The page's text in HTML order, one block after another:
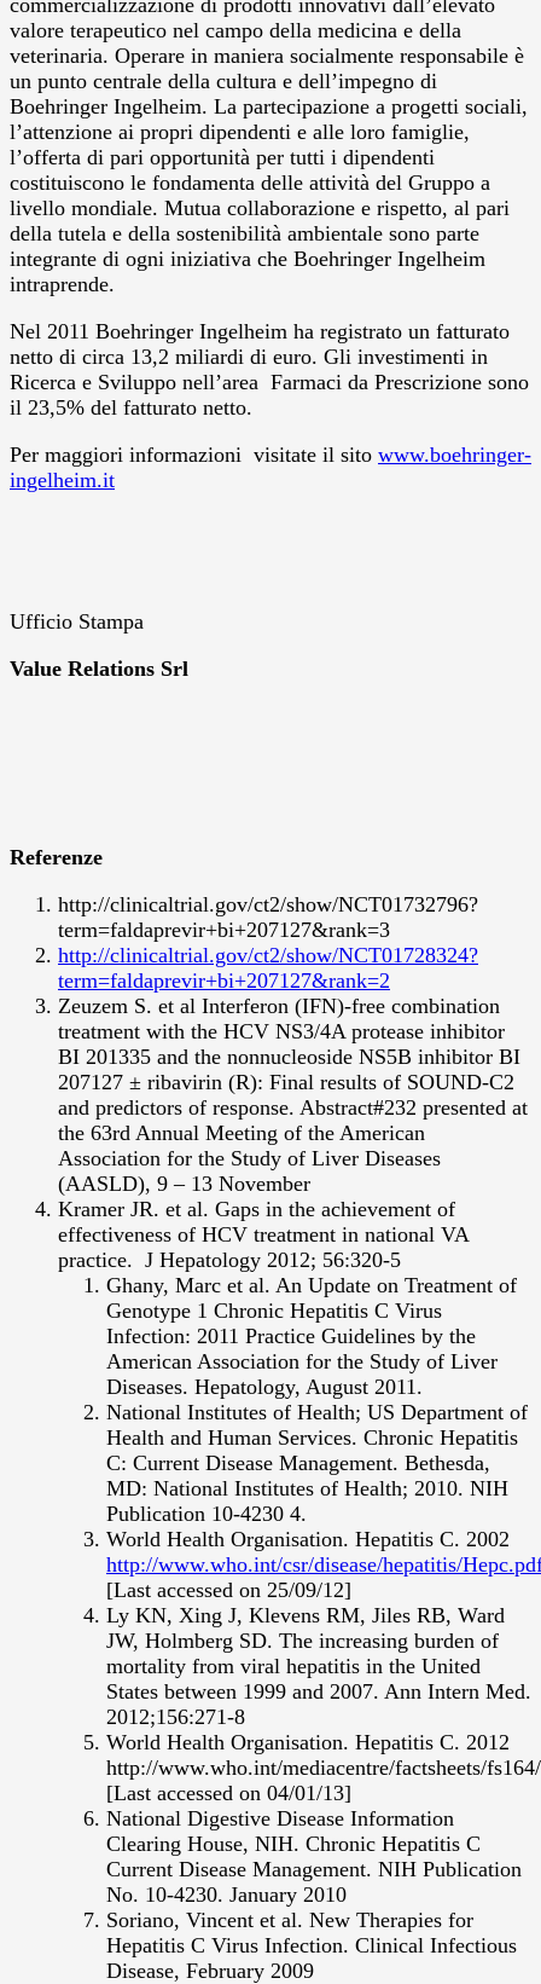
valore terapeutico nel campo della medicina e della
veterinaria. Operare in maniera socialmente responsabile è
un punto centrale della cultura e dell’impegno di
Boehringer Ingelheim. La partecipazione a progetti sociali,
l’attenzione ai propri dipendenti e alle loro famiglie,
l’offerta di pari opportunità per tutti i dipendenti
costituiscono le fondamenta delle attività del Gruppo a
livello mondiale. Mutua collaborazione e rispetto, al pari
della tutela e della sostenibilità ambientale sono parte
integrante di ogni iniziativa che Boehringer Ingelheim
intraprende.
Nel 2011 Boehringer Ingelheim ha registrato un fatturato
netto di circa 13,2 miliardi di euro. Gli investimenti in
Ricerca e Sviluppo nell’area Farmaci da Prescrizione sono
il 23,5% del fatturato netto.
Per maggiori informazioni visitate il sito www.boehringer-
ingelheim.it
Ufficio Stampa
Value Relations Srl
Referenze
http://clinicaltrial.gov/ct2/show/NCT01732796?
term=faldaprevir+bi+207127&rank=3
http://clinicaltrial.gov/ct2/show/NCT01728324?
term=faldaprevir+bi+207127&rank=2
Zeuzem S. et al Interferon (IFN)-free combination
treatment with the HCV NS3/4A protease inhibitor
BI 201335 and the nonnucleoside NS5B inhibitor BI
207127 ± ribavirin (R): Final results of SOUND-C2
and predictors of response. Abstract#232 presented at
the 63rd Annual Meeting of the American
Association for the Study of Liver Diseases
(AASLD), 9 – 13 November
Kramer JR. et al. Gaps in the achievement of
effectiveness of HCV treatment in national VA
practice. J Hepatology 2012; 56:320-5
Ghany, Marc et al. An Update on Treatment of
Genotype 1 Chronic Hepatitis C Virus
Infection: 2011 Practice Guidelines by the
American Association for the Study of Liver
Diseases. Hepatology, August 2011.
National Institutes of Health; US Department of
Health and Human Services. Chronic Hepatitis
C: Current Disease Management. Bethesda,
MD: National Institutes of Health; 2010. NIH
Publication 10-4230 4.
World Health Organisation. Hepatitis C. 2002
http://www.who.int/csr/disease/hepatitis/
[Last accessed on 25/09/12]
Ly KN, Xing J, Klevens RM, Jiles RB, Ward
JW, Holmberg SD. The increasing burden of
mortality from viral hepatitis in the United
States between 1999 and 2007. Ann Intern Med.
2012;156:271-8
World Health Organisation. Hepatitis C. 2012
http://www.who.int/mediacentre/factsheets/
[Last accessed on 04/01/13]
National Digestive Disease Information
Clearing House, NIH. Chronic Hepatitis C
Current Disease Management. NIH Publication
No. 10-4230. January 2010
Soriano, Vincent et al. New Therapies for
Hepatitis C Virus Infection. Clinical Infectious
Disease, February 2009